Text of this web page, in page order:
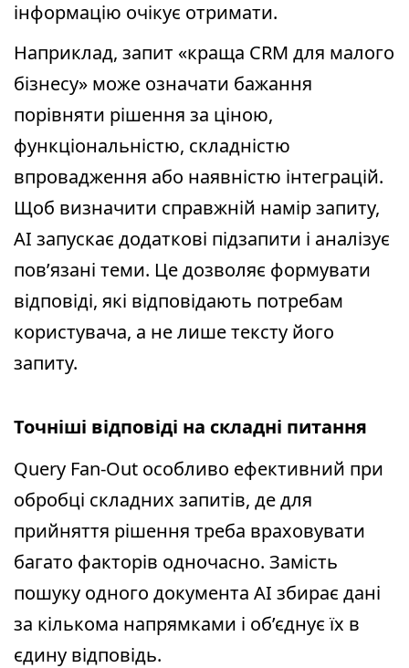
інформацію очікує отримати.
Наприклад, запит «краща CRM для малого
бізнесу» може означати бажання
порівняти рішення за ціною,
функціональністю, складністю
впровадження або наявністю інтеграцій.
Щоб визначити справжній намір запиту,
AI запускає додаткові підзапити і аналізує
пов’язані теми. Це дозволяє формувати
відповіді, які відповідають потребам
користувача, а не лише тексту його
запиту.
Точніші відповіді на складні питання
Query Fan-Out особливо ефективний при
обробці складних запитів, де для
прийняття рішення треба враховувати
багато факторів одночасно. Замість
пошуку одного документа AI збирає дані
за кількома напрямками і об’єднує їх в
єдину відповідь.